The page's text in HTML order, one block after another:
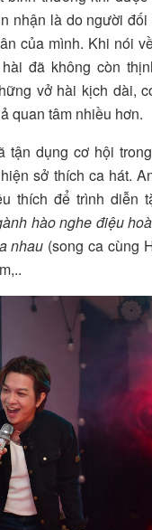
nhận là do người
của mình. Khi nói
đã không còn
vở hài kịch dài,
quan tâm nhiều hơn.
tận dụng cơ hội
sở thích ca hát.
thích để trình diễn
hào nghe điệu
nhau (song ca cùng